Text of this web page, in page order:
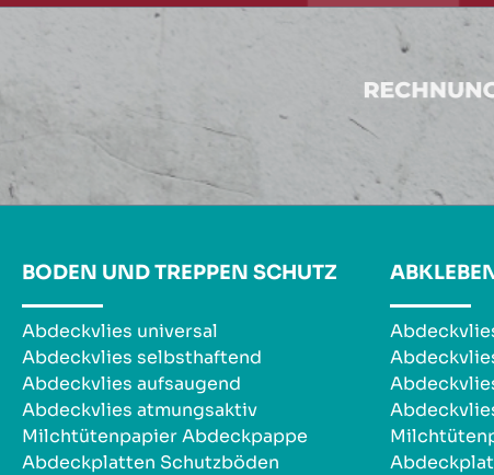
BODEN UND TREPPEN SCHUTZ
Abdeckvlies universal
Abdeckvlies selbsthaftend
Abdeckvlies aufsaugend
Abdeckvlies atmungsaktiv
Milchtütenpapier Abdeckpappe
Abdeckplatten Schutzböden